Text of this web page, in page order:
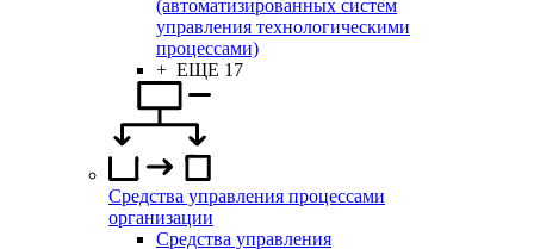
(автоматизированных систем
управления технологическими
процессами)
+ ЕЩЕ 17
Средства управления процессами
организации
Средства управления